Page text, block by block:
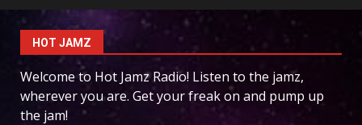
HOT JAMZ
Welcome to Hot Jamz Radio! Listen to the jamz,
wherever you are. Get your freak on and pump up
the jam!